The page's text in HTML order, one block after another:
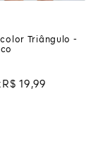
Triângulo -
R$ 19 ,99